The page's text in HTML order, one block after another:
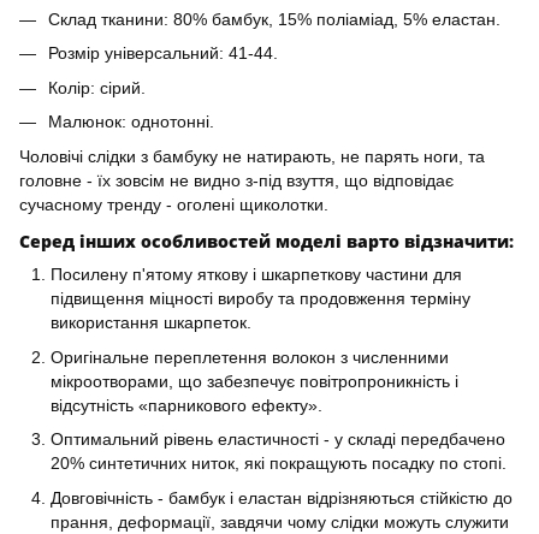
Склад тканини: 80% бамбук, 15% поліаміад, 5% еластан.
Розмір універсальний: 41-44.
Колір: сірий.
Малюнок: однотонні.
Чоловічі слідки з бамбуку не натирають, не парять ноги, та
головне - їх зовсім не видно з-під взуття, що відповідає
сучасному тренду - оголені щиколотки.
Серед інших особливостей моделі варто відзначити:
Посилену п'ятому яткову і шкарпеткову частини для
підвищення міцності виробу та продовження терміну
використання шкарпеток.
Оригінальне переплетення волокон з численними
мікроотворами, що забезпечує повітропроникність і
відсутність «парникового ефекту».
Оптимальний рівень еластичності - у складі передбачено
20% синтетичних ниток, які покращують посадку по стопі.
Довговічність - бамбук і еластан відрізняються стійкістю до
прання, деформації, завдячи чому слідки можуть служити